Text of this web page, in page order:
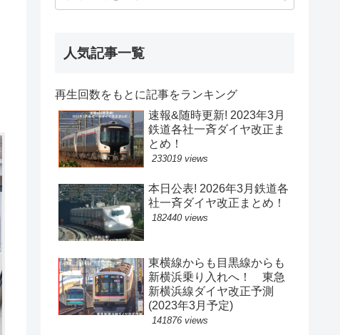
人気記事一覧
再生回数をもとに記事をランキング
速報&随時更新! 2023年3月
鉄道各社一斉ダイヤ改正ま
とめ！
233019 views
本日公表! 2026年3月鉄道各
社一斉ダイヤ改正まとめ！
182440 views
東横線からも目黒線からも
新横浜乗り入れへ！ 東急
新横浜線ダイヤ改正予測
(2023年3月予定)
141876 views